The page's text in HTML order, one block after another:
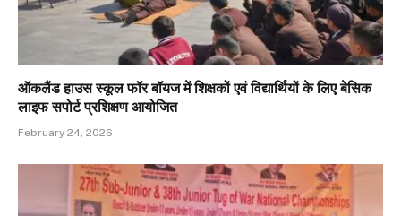
ऑकलैंड हाउस स्कूल फॉर बॉयज में शिक्षकों एवं विद्यार्थियों के लिए बेसिक
लाइफ सपोर्ट प्रशिक्षण आयोजित
February 24, 2026